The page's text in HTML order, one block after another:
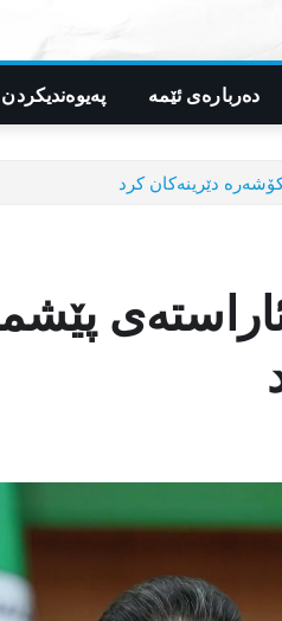
دەربارەی ئێمە پەیوەندیکردن
دێرینەکان کرد
ئاراستەی